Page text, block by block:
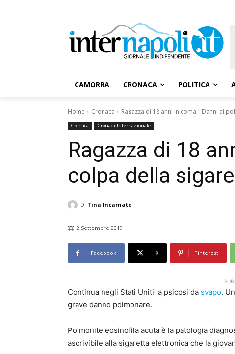
CAMORRA CRONACA POLITICA
Home Cronaca Ragazza di 18 anni in coma: "Danni ai
Cronaca Cronaca Internazionale
Ragazza di 18
colpa della
Di Tina Incarnato
2 Settembre 2019
Facebook X Pinterest
Continua negli Stati Uniti la psicosi da svapo.
grave danno polmonare.
Polmonite eosinofila acuta è la patologia
ascrivibile alla sigaretta elettronica che la